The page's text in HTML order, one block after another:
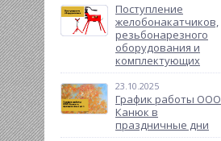
Поступление
желобонакатчиков,
резьбонарезного
оборудования и
комплектующих
23.10.2025
График работы ООО
Канюк в
праздничные дни